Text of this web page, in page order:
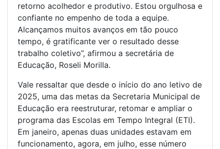
retorno acolhedor e produtivo. Estou orgulhosa e
confiante no empenho de toda a equipe.
Alcançamos muitos avanços em tão pouco
tempo, é gratificante ver o resultado desse
trabalho coletivo”, afirmou a secretária de
Educação, Roseli Morilla.
Vale ressaltar que desde o início do ano letivo de
2025, uma das metas da Secretaria Municipal de
Educação era reestruturar, retomar e ampliar o
programa das Escolas em Tempo Integral (ETI).
Em janeiro, apenas duas unidades estavam em
funcionamento, agora, em julho, esse número